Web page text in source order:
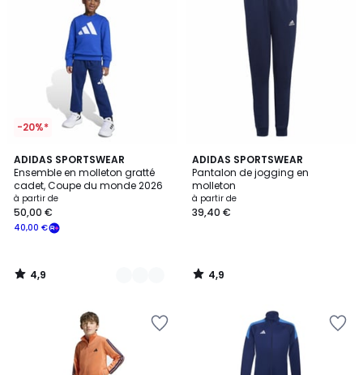
-20%*
ADIDAS SPORTSWEAR
Ensemble en molleton gratté
cadet, Coupe du monde 2026
à partir de
40,00 €
50,00 €
4,9
/ 5
2
Couleurs
4,9
/
ADIDAS SPORTSWEAR
Pantalon de jogging en
molleton
à partir de
39,40 €
4,9
/ 5
4,9
/